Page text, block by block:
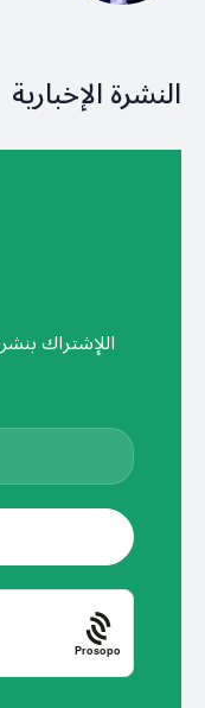
النشرة الإخبارية
اللإشتراك
Prosopo